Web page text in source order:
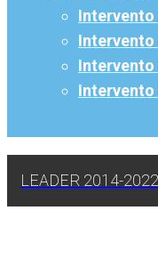
Intervento
Intervento
Intervento
Intervento
LEADER 2014-2022